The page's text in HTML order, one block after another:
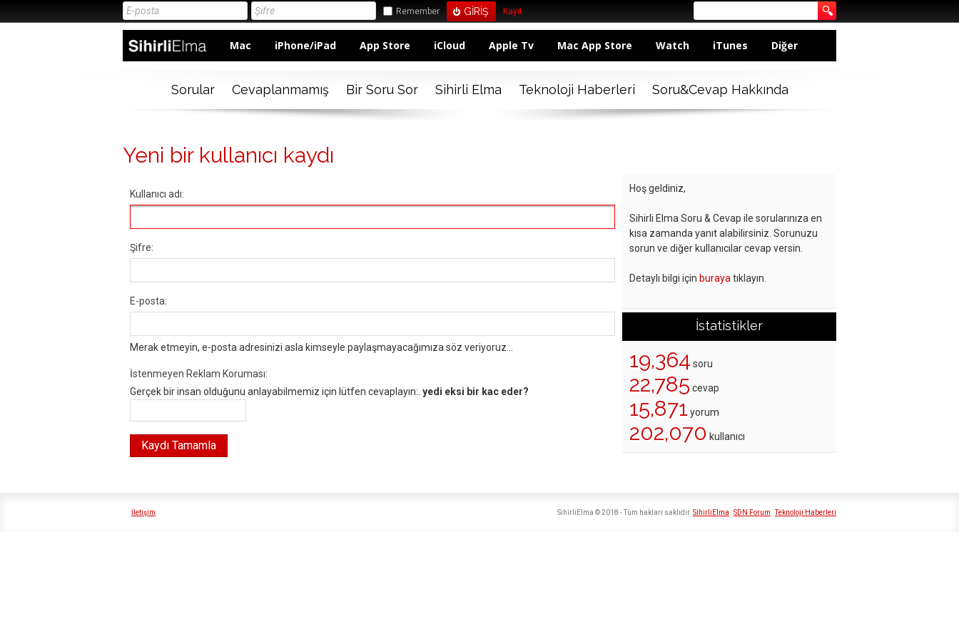
Remember Kayıt
Mac iPhone/iPad App Store iCloud Apple Tv Mac App Store Watch iTunes Diğer
Sorular Cevaplanmamış Bir Soru Sor Sihirli Elma Teknoloji Haberleri Soru&Cevap Hakkında
Yeni bir kullanıcı kaydı
Kullanıcı adı:
Şifre:
E-posta:
Merak etmeyin, e-posta adresinizi asla kimseyle paylaşmayacağımıza söz veriyoruz...
İstenmeyen Reklam Koruması:
Gerçek bir insan olduğunu anlayabilmemiz için lütfen cevaplayın:. yedi eksi bir kac eder?
Hoş geldiniz,
Sihirli Elma Soru & Cevap ile sorularınıza en
kısa zamanda yanıt alabilirsiniz. Sorunuzu
sorun ve diğer kullanıcılar cevap versin.
Detaylı bilgi için buraya tıklayın.
İstatistikler
19,364 soru
22,785 cevap
15,871 yorum
202,070 kullanıcı
İletişim SihirliElma SDN Forum Teknoloji Haberleri
SihirliElma © 2018 - Tüm hakları saklıdır